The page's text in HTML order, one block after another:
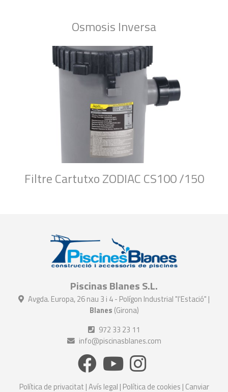
Osmosis Inversa
Filtre Cartutxo ZODIAC CS100 /150
Piscinas Blanes S.L.
Avgda. Europa, 26 nau 3 i 4 - Polígon Industrial "l'Estació" |
Blanes (Girona)
972 33 23 11
info@piscinasblanes.com
Política de privacitat |Avís legal | Política de cookies | Canviar